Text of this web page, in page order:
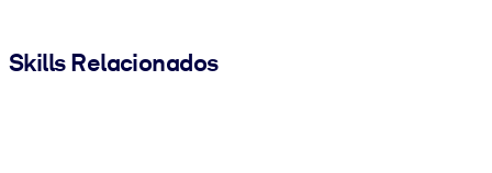
Skills Relacionados